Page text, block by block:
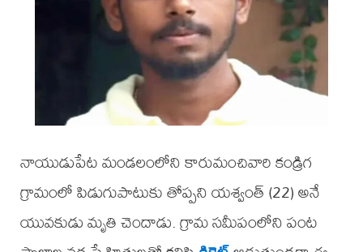
నాయుడుపేట మండలంలోని కారుమంచివారి కండ్రిగ
గ్రామంలో పిడుగుపాటుకు తోప్పని యశ్వంత్ (22) అనే
యువకుడు మృతి చెందాడు. గ్రామ సమీపంలోని పంట